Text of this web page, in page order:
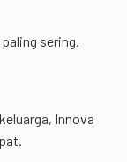
sering.
Innova